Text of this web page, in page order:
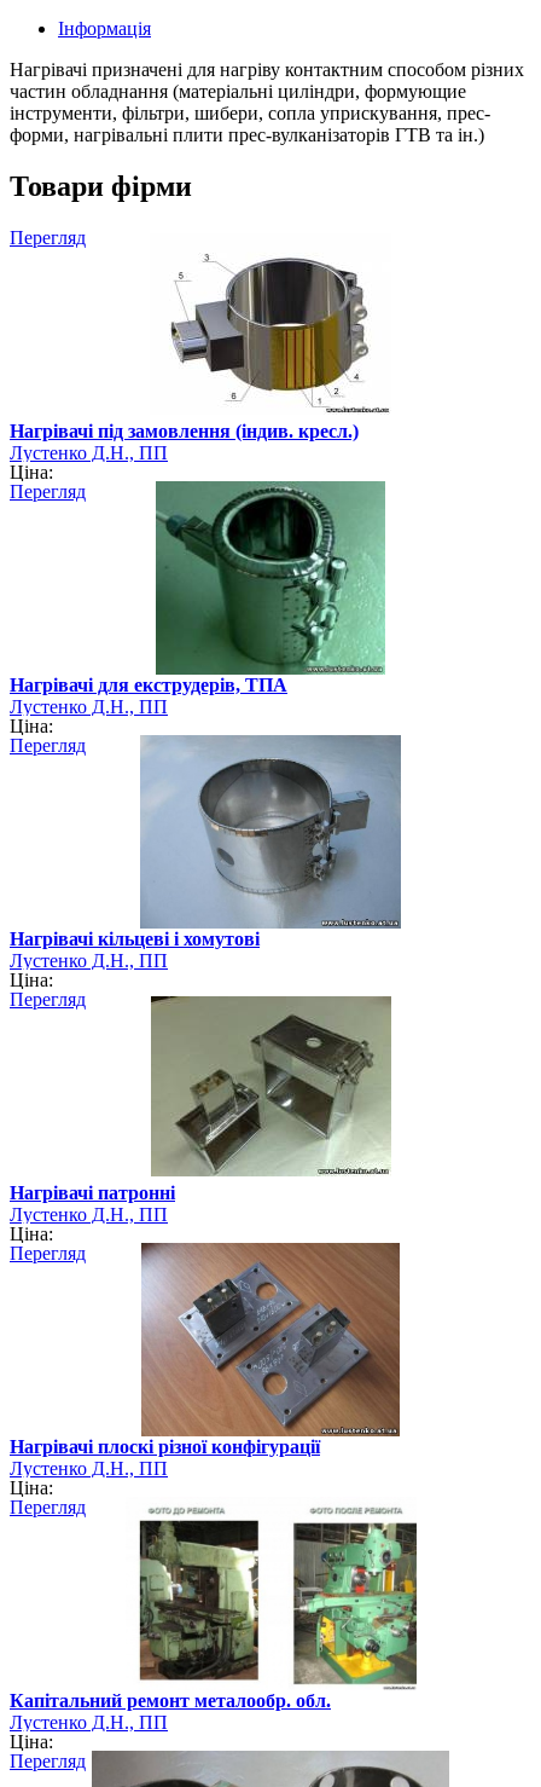
Інформація
Нагрівачі призначені для нагріву контактним способом різних
частин обладнання (матеріальні циліндри, формующие
інструменти, фільтри, шибери, сопла уприскування, прес-
форми, нагрівальні плити прес-вулканізаторів ГТВ та ін.)
Товари фірми
Перегляд
Нагрівачі під замовлення (індив. кресл.)
Лустенко Д.Н., ПП
Ціна:
Перегляд
Нагрівачі для екструдерів, ТПА
Лустенко Д.Н., ПП
Ціна:
Перегляд
Нагрівачі кільцеві і хомутові
Лустенко Д.Н., ПП
Ціна:
Перегляд
Нагрівачі патронні
Лустенко Д.Н., ПП
Ціна:
Перегляд
Нагрівачі плоскі різної конфігурації
Лустенко Д.Н., ПП
Ціна:
Перегляд
Капітальний ремонт металообр. обл.
Лустенко Д.Н., ПП
Ціна:
Перегляд